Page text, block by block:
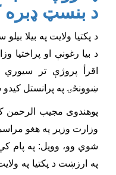
د بنسټ
د بیا رغونې او پراختیا
اقرأ پروژې تر سیوري
ښوونځۍ په پرانستل
پوهندوی مجیب الرحمن
وزارت وزیر په هغو